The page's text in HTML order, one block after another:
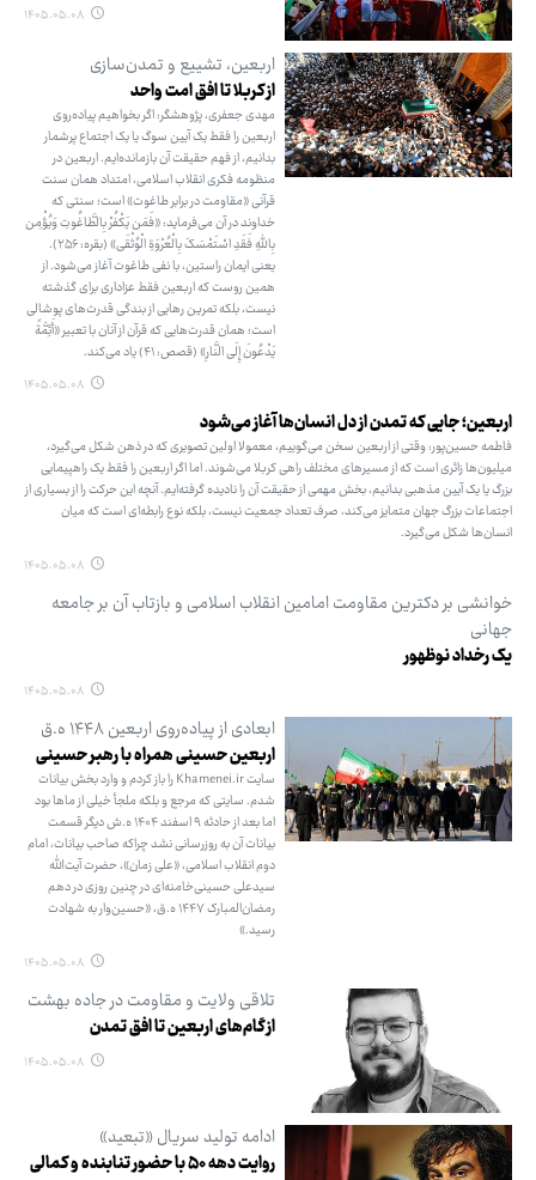
۱۴۰۵.۰۵.۰۸
اربعین، تشییع و تمدن‌سازی
از کربلا تا افق امت واحد
مهدی جعفری، پژوهشگر: اگر بخواهیم پیاده‌روی
اربعین را فقط یک آیین سوگ یا یک اجتماع پرشمار
بدانیم، از فهم حقیقت آن بازمانده‌ایم. اربعین در
منظومه فکری انقلاب اسلامی، امتداد همان سنت
قرآنی «مقاومت در برابر طاغوت» است؛ سنتی که
خداوند در آن می‌فرماید: «فَمَن یَکْفُرْ بِالطَّاغُوتِ وَیُؤْمِن
بِاللَّهِ فَقَدِ اسْتَمْسَکَ بِالْعُرْوَةِ الْوُثْقَی» (بقره: ۲۵۶).
یعنی ایمان راستین، با نفی طاغوت آغاز می‌شود. از
همین روست که اربعین فقط عزاداری برای گذشته
نیست، بلکه تمرین رهایی از بندگی قدرت‌های پوشالی
است؛ همان قدرت‌هایی که قرآن از آنان با تعبیر «أَئِمَّةً
یَدْعُونَ إِلَی النَّارِ» (قصص: ۴۱) یاد می‌کند.
۱۴۰۵.۰۵.۰۸
اربعین؛ جایی که تمدن از دل انسان‌ها آغاز می‌شود
فاطمه حسین‌پور: وقتی از اربعین سخن می‌گوییم، معمولا اولین تصویری که در ذهن شکل می‌گیرد،
میلیون‌ها زائری است که از مسیرهای مختلف راهی کربلا می‌شوند. اما اگر اربعین را فقط یک راهپیمایی
بزرگ یا یک آیین مذهبی بدانیم، بخش مهمی از حقیقت آن را نادیده گرفته‌ایم. آنچه این حرکت را از بسیاری از
اجتماعات بزرگ جهان متمایز می‌کند، صرف تعداد جمعیت نیست، بلکه نوع رابطه‌ای است که میان
انسان‌ها شکل می‌گیرد.
۱۴۰۵.۰۵.۰۸
خوانشی بر دکترین مقاومت امامین انقلاب اسلامی و بازتاب آن بر جامعه
جهانی
یک رخداد نوظهور
۱۴۰۵.۰۵.۰۸
ابعادی از پیاده‌روی اربعین ۱۴۴۸ ه.ق
اربعین حسینی همراه با رهبر حسینی
سایت Khamenei.ir را باز کردم و وارد بخش بیانات
شدم. سایتی که مرجع و بلکه ملجأ خیلی از ماها بود
اما بعد از حادثه ۹ اسفند ۱۴۰۴ ه.ش دیگر قسمت
بیانات آن به روزرسانی نشد چراکه صاحب بیانات، امام
دوم انقلاب اسلامی، «علی زمان»، حضرت آیت‌الله
سیدعلی حسینی‌خامنه‌ای در چنین روزی در دهم
رمضان‌المبارک ۱۴۴۷ ه.ق، «حسین‌وار به شهادت
رسید.»
۱۴۰۵.۰۵.۰۸
تلاقی ولایت و مقاومت در جاده بهشت
از گام‌های اربعین تا افق تمدن
۱۴۰۵.۰۵.۰۸
ادامه تولید سریال «تبعید»
روایت دهه ۵۰ با حضور تنابنده و کمالی